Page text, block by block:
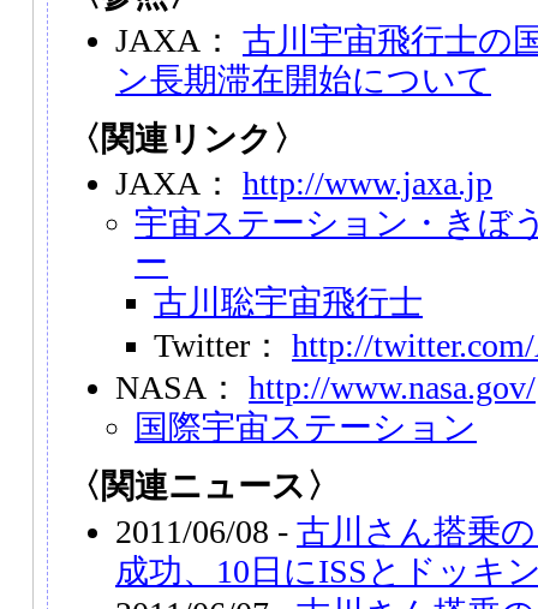
JAXA： 古川宇宙飛行士の
ン長期滞在開始について
〈関連リンク〉
JAXA： http://www.jaxa.jp
宇宙ステーション・きぼ
ー
古川聡宇宙飛行士
Twitter： http://
NASA： http://www.nasa.gov/
国際宇宙ステーション
〈関連ニュース〉
2011/06/08 - 古川さん搭乗
成功、10日にISSとドッキ